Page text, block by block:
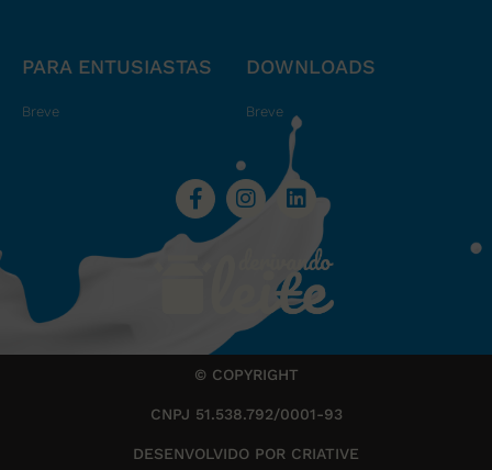
PARA ENTUSIASTAS
Breve
DOWNLOADS
Breve
© COPYRIGHT
CNPJ 51.538.792/0001-93
DESENVOLVIDO POR CRIATIVE